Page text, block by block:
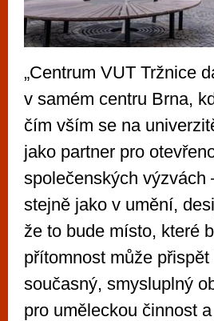
„Centrum VUT Tržnice
v samém centru Brna,
čím vším se na
jako partner pro
společenských výzvách
stejně jako v umění,
že to bude místo, které
přítomnost může
současný, smysluplný
pro uměleckou činnost